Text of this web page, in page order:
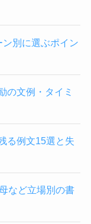
別に選ぶポイン
の文例・タイミ
る例文15選と失
など立場別の書